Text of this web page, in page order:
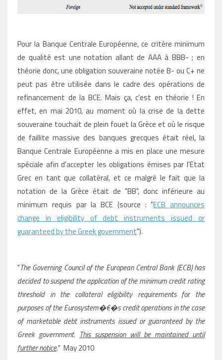
Pour la Banque Centrale Européenne, ce critère minimum
de qualité est une notation allant de AAA à BBB- ; en
théorie donc, une obligation souveraine notée B- ou C+ ne
peut pas être utilisée dans le cadre des opérations de
refinancement de la BCE. Mais ça, c'est en théorie ! En
effet, en mai 2010, au moment où la crise de la dette
souveraine touchait de plein fouet la Grèce et où le risque
de faillite massive des banques grecques était réel, la
Banque Centrale Européenne a mis en place une mesure
spéciale afin d'accepter les obligations émises par l'Etat
Grec en tant que collatéral, et ce malgré le fait que la
notation de la Grèce était de "BB", donc inférieure au
minimum requis par la BCE (source : "ECB announces
change in eligibility of debt instruments issued or
guaranteed by the Greek government").
"The Governing Council of the European Central Bank (ECB) has
decided to suspend the application of the minimum credit rating
threshold in the collateral eligibility requirements for the
purposes of the Eurosystem�€�s credit operations in the case
of marketable debt instruments issued or guaranteed by the
Greek government. This suspension will be maintained until
further notice." May 2010